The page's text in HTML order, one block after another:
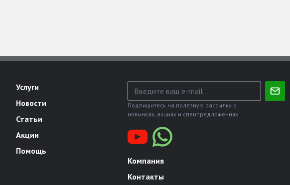
Услуги
Новости
Статьи
Акции
Помощь
Подпишитесь на полезную рассылку о
новинках, акциях и спецпредложениях
Компания
Контакты